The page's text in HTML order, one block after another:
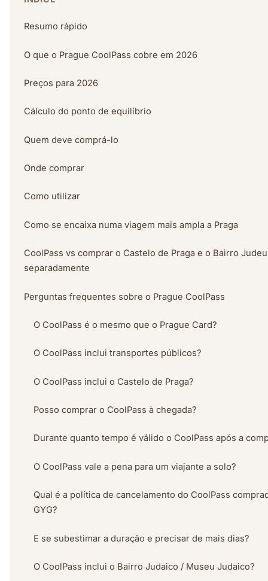
Resumo rápido
O que o Prague CoolPass cobre em 2026
Preços para 2026
Cálculo do ponto de equilíbrio
Quem deve comprá-lo
Onde comprar
Como utilizar
Como se encaixa numa viagem mais ampla a Praga
CoolPass vs comprar o Castelo de Praga e o Bairro Judeu
separadamente
Perguntas frequentes sobre o Prague CoolPass
O CoolPass é o mesmo que o Prague Card?
O CoolPass inclui transportes públicos?
O CoolPass inclui o Castelo de Praga?
Posso comprar o CoolPass à chegada?
Durante quanto tempo é válido o CoolPass após a
O CoolPass vale a pena para um viajante a solo?
Qual é a política de cancelamento do CoolPass
GYG?
E se subestimar a duração e precisar de mais dias?
O CoolPass inclui o Bairro Judaico / Museu Judaico?